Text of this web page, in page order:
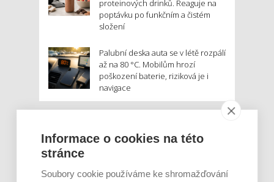
proteinových drinků. Reaguje na
poptávku po funkčním a čistém
složení
Palubní deska auta se v létě rozpálí
až na 80 °C. Mobilům hrozí
poškození baterie, riziková je i
navigace
Informace o cookies na této
stránce
Soubory cookie používáme ke shromažďování